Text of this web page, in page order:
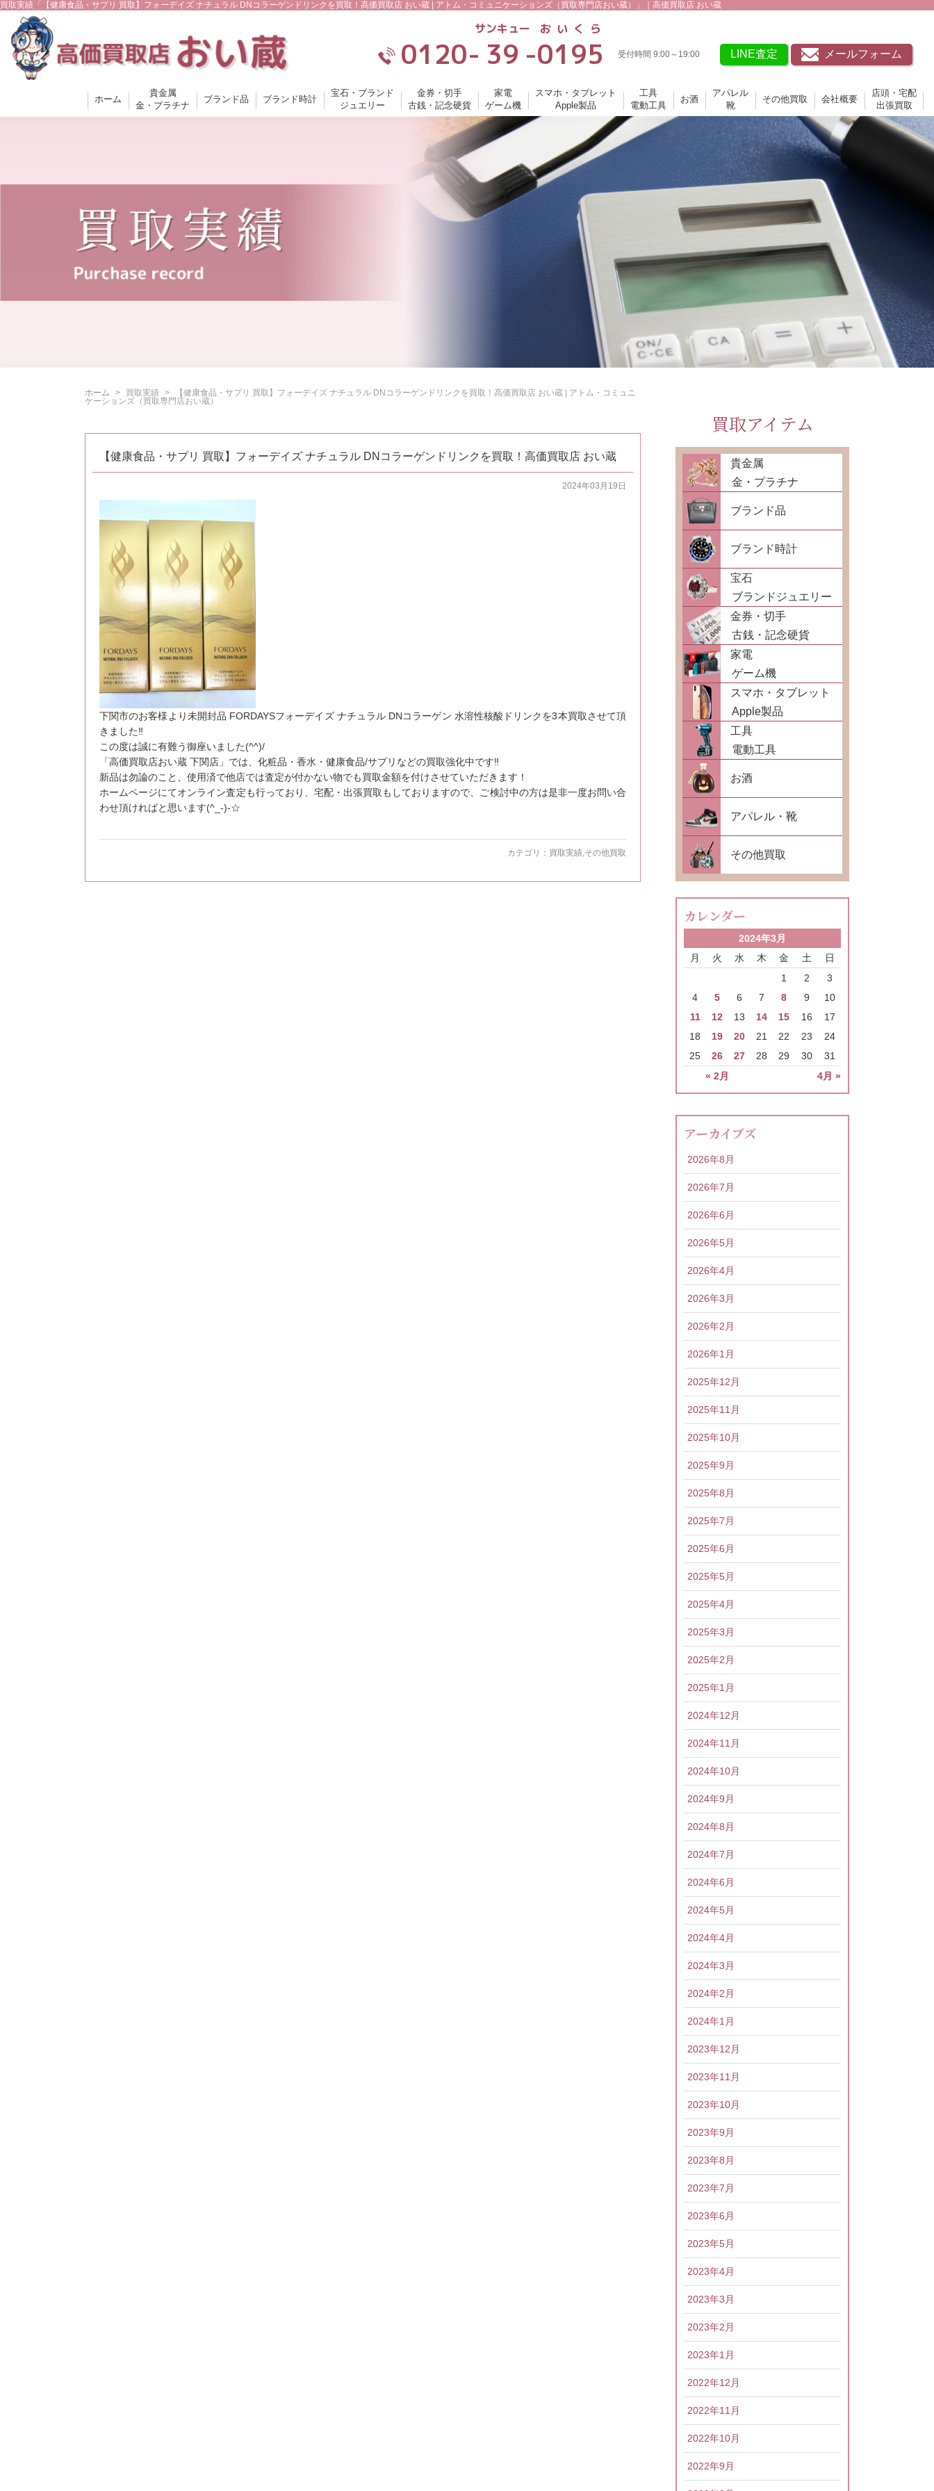
買取実績「【健康食品・サプリ 買取】フォーデイズ ナチュラル DNコラーゲンドリンクを買取！高価買取店 おい蔵 | アトム・コミュニケーションズ（買取専門店おい蔵）」｜高価買取店 おい蔵
0120- 39
サンキュー
-0195
おいくら
受付時間 9:00～19:00 LINE査定 メールフォーム
ホーム
貴金属
金・プラチナ
ブランド品 ブランド時計
宝石・ブランド
ジュエリー
金券・切手
古銭・記念硬貨
家電
ゲーム機
スマホ・タブレット
Apple製品
工具
電動工具
お酒
アパレル
靴
その他買取 会社概要
店頭・宅配
出張買取
ホーム 買取実績
【健康食品・サプリ 買取】フォーデイズ ナチュラル DNコラーゲンドリンクを買取！高価買取店 おい蔵 | アトム・コミュニ
ケーションズ（買取専門店おい蔵）
【健康食品・サプリ 買取】フォーデイズ ナチュラル DNコラーゲンドリンクを買取！高価買取店 おい蔵
2024年03月19日
下関市のお客様より未開封品 FORDAYSフォーデイズ ナチュラル DNコラーゲン 水溶性核酸ドリンクを3本買取させて頂
きました‼
この度は誠に有難う御座いました(^^)/
「高価買取店おい蔵 下関店」では、化粧品・香水・健康食品/サプリなどの買取強化中です‼
新品は勿論のこと、使用済で他店では査定が付かない物でも買取金額を付けさせていただきます！
ホームページにてオンライン査定も行っており、宅配・出張買取もしておりますので、ご検討中の方は是非一度お問い合
わせ頂ければと思います(^_-)-☆
カテゴリ： 買取実績 その他買取
買取アイテム
貴金属
金・プラチナ
ブランド品
ブランド時計
宝石
ブランドジュエリー
金券・切手
古銭・記念硬貨
家電
ゲーム機
スマホ・タブレット
Apple製品
工具
電動工具
お酒
アパレル・靴
その他買取
カレンダー
2024年3月
月
火 水 木 金 土 日
« 2月 4月 »
1 2
3
4
5 6 7 8 9
10
11
12 13 14 15 16
17
18
19 20 21 22 23
24
25
26 27 28 29 30 31
アーカイブズ
2026年8月
2026年7月
2026年6月
2026年5月
2026年4月
2026年3月
2026年2月
2026年1月
2025年12月
2025年11月
2025年10月
2025年9月
2025年8月
2025年7月
2025年6月
2025年5月
2025年4月
2025年3月
2025年2月
2025年1月
2024年12月
2024年11月
2024年10月
2024年9月
2024年8月
2024年7月
2024年6月
2024年5月
2024年4月
2024年3月
2024年2月
2024年1月
2023年12月
2023年11月
2023年10月
2023年9月
2023年8月
2023年7月
2023年6月
2023年5月
2023年4月
2023年3月
2023年2月
2023年1月
2022年12月
2022年11月
2022年10月
2022年9月